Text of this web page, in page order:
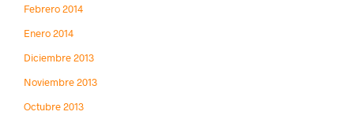
Febrero 2014
Enero 2014
Diciembre 2013
Noviembre 2013
Octubre 2013